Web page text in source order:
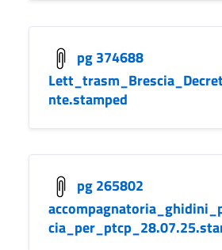
pg 374688
nte.stamped
pg 265802